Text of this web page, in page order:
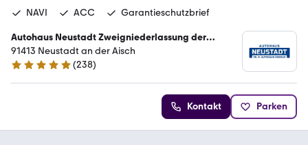
NAVI
ACC Garantieschutzbrief
Autohaus Neustadt Zweigniederlassung der
Autohaus Konrad GmbH
91413 Neustadt an der Aisch
5 Sterne
(238)
Kontakt Parken